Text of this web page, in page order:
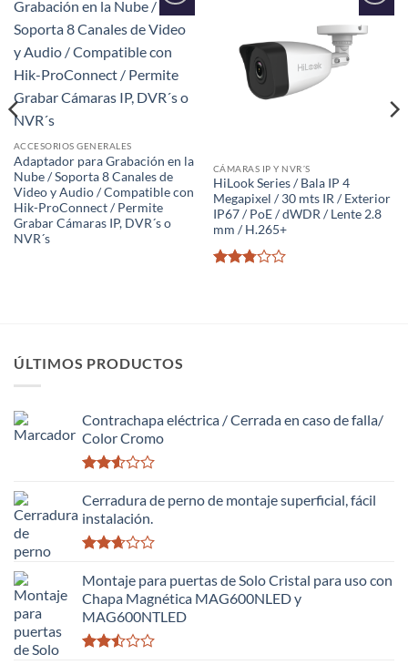
Añadir
a la
deseos
ACCESORIOS GENERALES
Adaptador para Grabación en la
Nube / Soporta 8 Canales de
Video y Audio / Compatible con
Hik-ProConnect / Permite
Grabar Cámaras IP, DVR´s o
NVR´s
Añadir
a la
CÁMARAS IP Y NVR´S
HiLook Series / Bala IP 4
Megapixel / 30 mts IR / Exterior
IP67 / PoE / dWDR / Lente 2.8
mm / H.265+
ÚLTIMOS PRODUCTOS
Contrachapa eléctrica / Cerrada en caso de falla/
Color Cromo
con
2.51
de 5
Cerradura de perno de montaje superficial, fácil
instalación.
con
2.63
de 5
Montaje para puertas de Solo Cristal para uso con
Chapa Magnética MAG600NLED y
MAG600NTLED